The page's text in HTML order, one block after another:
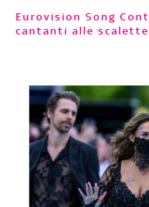
Eurovision Song Contest 2026, la guida: dai
cantanti alle scalette